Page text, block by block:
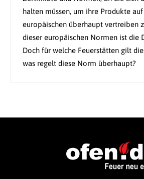
halten müssen, um ihre Produkte
europäischen überhaupt vertreiben
dieser europäischen Normen ist die
Doch für welche Feuerstätten gilt
was regelt diese Norm überhaupt?